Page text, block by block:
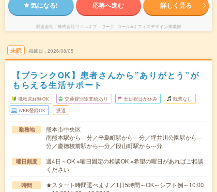
気になる! 応募へ進む 詳しく見る
派遣会社 株式会社ウィルオブ・ワーク コール&オフィスデザイン事業部
未読 掲載日 2026/08/05
【ブランクOK】患者さんから”ありがとう”が
もらえる生活サポート
職種未経験OK 交通費別途支給あり 土日祝日が休み 残業なし
WEB登録OK 派遣
勤務地
熊本市中央区
南熊本駅から---分／辛島町駅から---分／坪井川公園駅から---
分／慶徳校前駅から---分／段山町駅から---分
曜日頻度
週4日～OK ※曜日固定の相談OK ※希望の曜日があればご相談
ください
時間
★スタート時間選べます／1日5時間～OK～シフト例～10:00